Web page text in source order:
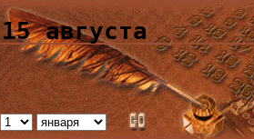
15 августа